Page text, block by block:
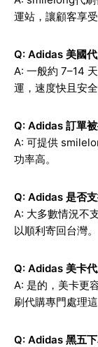
運站，讓顧客享受
Q: Adidas 美國
A: 一般約 7–14
運，速度快且安全
Q: Adidas 訂單
A: 可提供
功率高。
Q: Adidas 是否
A: 大多數情況不
以順利寄回台灣。
Q: Adidas 美卡
A: 是的，美卡更
刷代購專門處理這
Q: Adidas 黑五